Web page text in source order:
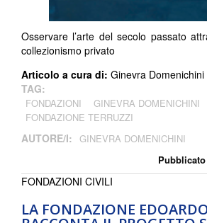
Osservare l’arte del secolo passato
collezionismo privato
Articolo a cura di: Ginevra Domenichini
TAG:
FONDAZIONI
GINEVRA DOMENICHINI
FONDAZIONE TERRUZZI
AUTORE/I: GINEVRA DOMENICHINI
LA FONDAZIONE
FONDAZIONI CIVILI